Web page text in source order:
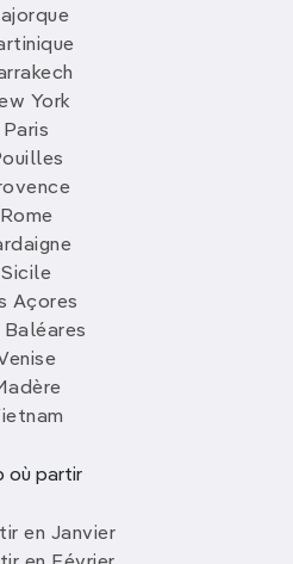
York
Paris
Rome
Sicile
Açores
Baléares
où partir
en Janvier